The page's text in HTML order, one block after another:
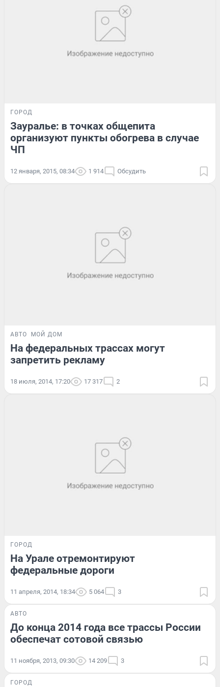
ГОРОД
Зауралье: в точках общепита
организуют пункты обогрева в случае
ЧП
12 января, 2015, 08:34 1 914 Обсудить
АВТО МОЙ ДОМ
На федеральных трассах могут
запретить рекламу
18 июля, 2014, 17:20 17 317 2
ГОРОД
На Урале отремонтируют
федеральные дороги
11 апреля, 2014, 18:34 5 064 3
АВТО
До конца 2014 года все трассы России
обеспечат сотовой связью
11 ноября, 2013, 09:30 14 209 3
ГОРОД